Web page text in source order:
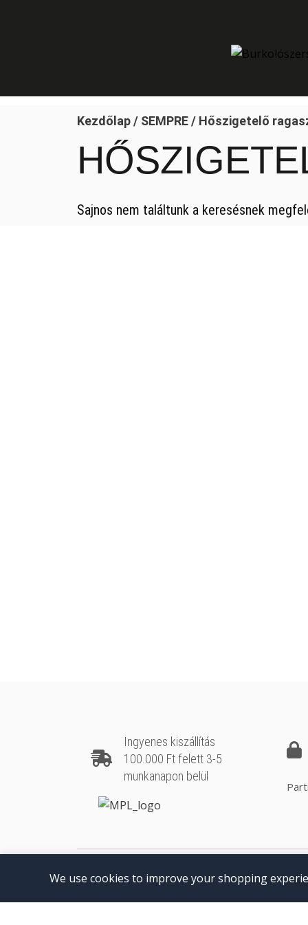
Kezdőlap/ SEMPRE/ Hőszigetelő
Sajnos nem találtunk a keresésnek
Ingyenes kiszállítás
100.000 Ft felett 3-5
munkanapon belül
© 2026 BurkoloSzerszamok.hu
We use cookies to improve your shopping